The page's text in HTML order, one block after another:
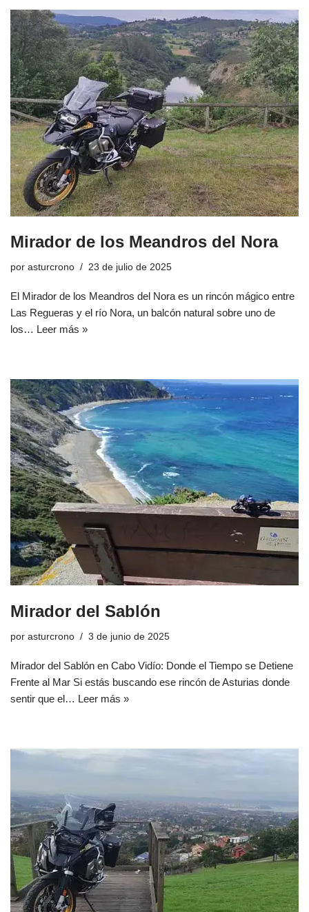
Mirador de los Meandros del Nora
por asturcrono 23 de julio de 2025
El Mirador de los Meandros del Nora es un rincón mágico entre
Las Regueras y el río Nora, un balcón natural sobre uno de
los… Leer más »
Mirador del Sablón
por asturcrono 3 de junio de 2025
Mirador del Sablón en Cabo Vidío: Donde el Tiempo se Detiene
Frente al Mar Si estás buscando ese rincón de Asturias donde
sentir que el… Leer más »